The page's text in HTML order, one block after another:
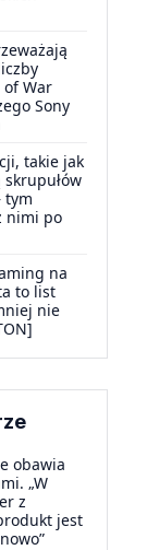
of War
Sony
takie jak
tym
nimi po
na
to list
nie
obawia
„W
z
jest